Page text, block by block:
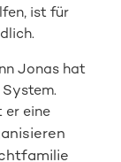
ist für
Jonas hat
er eine